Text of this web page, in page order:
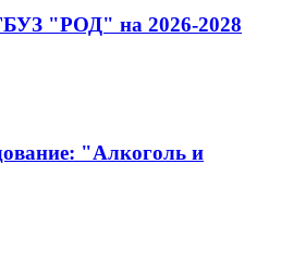
"РОД" на 2026-2028
"Алкоголь и